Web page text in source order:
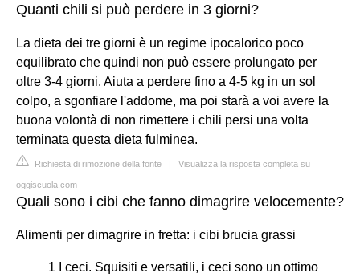
Quanti chili si può perdere in 3 giorni?
La dieta dei tre giorni è un regime ipocalorico poco
equilibrato che quindi non può essere prolungato per
oltre 3-4 giorni. Aiuta a perdere fino a 4-5 kg in un sol
colpo, a sgonfiare l'addome, ma poi starà a voi avere la
buona volontà di non rimettere i chili persi una volta
terminata questa dieta fulminea.
Richiesta di rimozione della fonte | Visualizza la risposta completa su
oggiscuola.com
Quali sono i cibi che fanno dimagrire velocemente?
Alimenti per dimagrire in fretta: i cibi brucia grassi
1 I ceci. Squisiti e versatili, i ceci sono un ottimo